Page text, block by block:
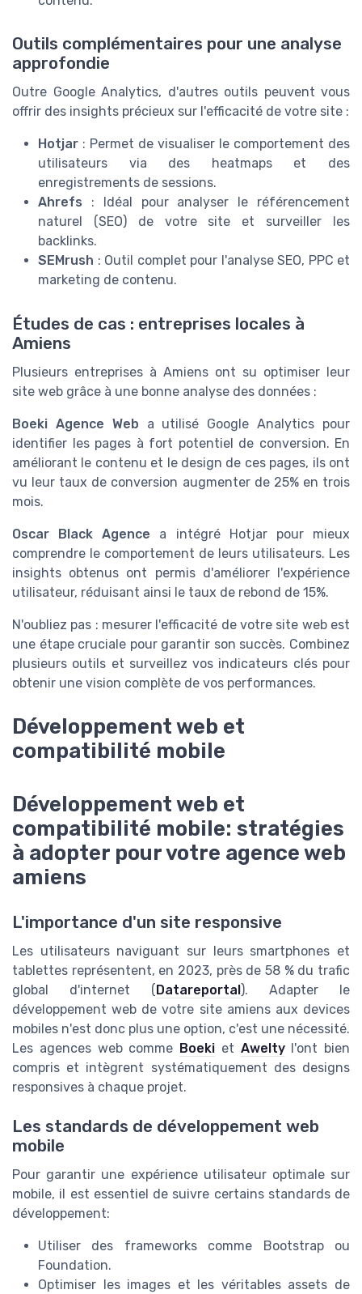
Outils complémentaires pour une analyse
approfondie
Outre Google Analytics, d'autres outils peuvent vous
offrir des insights précieux sur l'efficacité de votre site :
Hotjar : Permet de visualiser le comportement des
utilisateurs via des heatmaps et des
enregistrements de sessions.
Ahrefs : Idéal pour analyser le référencement
naturel (SEO) de votre site et surveiller les
backlinks.
SEMrush : Outil complet pour l'analyse SEO, PPC et
marketing de contenu.
Études de cas : entreprises locales à
Amiens
Plusieurs entreprises à Amiens ont su optimiser leur
site web grâce à une bonne analyse des données :
Boeki Agence Web a utilisé Google Analytics pour
identifier les pages à fort potentiel de conversion. En
améliorant le contenu et le design de ces pages, ils ont
vu leur taux de conversion augmenter de 25% en trois
mois.
Oscar Black Agence a intégré Hotjar pour mieux
comprendre le comportement de leurs utilisateurs. Les
insights obtenus ont permis d'améliorer l'expérience
utilisateur, réduisant ainsi le taux de rebond de 15%.
N'oubliez pas : mesurer l'efficacité de votre site web est
une étape cruciale pour garantir son succès. Combinez
plusieurs outils et surveillez vos indicateurs clés pour
obtenir une vision complète de vos performances.
Développement web et
compatibilité mobile
Développement web et
compatibilité mobile: stratégies
à adopter pour votre agence web
amiens
L'importance d'un site responsive
Les utilisateurs naviguant sur leurs smartphones et
tablettes représentent, en 2023, près de 58 % du trafic
global d'internet (Datareportal). Adapter le
développement web de votre site amiens aux devices
mobiles n'est donc plus une option, c'est une nécessité.
Les agences web comme Boeki et Aweltyl'ont bien
compris et intègrent systématiquement des designs
responsives à chaque projet.
Les standards de développement web
mobile
Pour garantir une expérience utilisateur optimale sur
mobile, il est essentiel de suivre certains standards de
développement:
Utiliser des frameworks comme Bootstrap ou
Foundation.
Optimiser les images et les véritables assets de